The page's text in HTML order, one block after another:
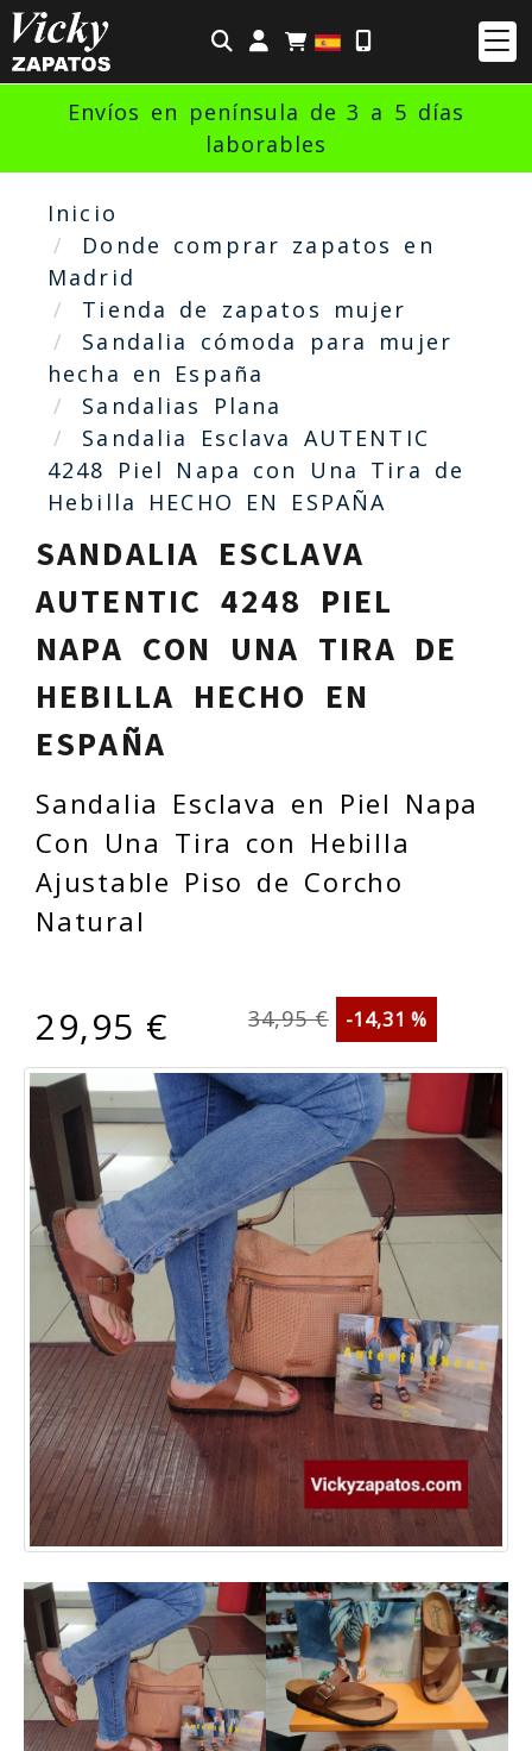
Identifícate
Envíos en península de 3 a 5 días
laborables
Inicio
Donde comprar zapatos en
Madrid
Tienda de zapatos mujer
Sandalia cómoda para mujer
hecha en España
Sandalias Plana
Sandalia Esclava AUTENTIC
4248 Piel Napa con Una Tira de
Hebilla HECHO EN ESPAÑA
SANDALIA ESCLAVA
AUTENTIC 4248 PIEL
NAPA CON UNA TIRA DE
HEBILLA HECHO EN
ESPAÑA
Sandalia Esclava en Piel Napa
Con Una Tira con Hebilla
Ajustable Piso de Corcho
Natural
29,95 € 34,95 € -14,31 %